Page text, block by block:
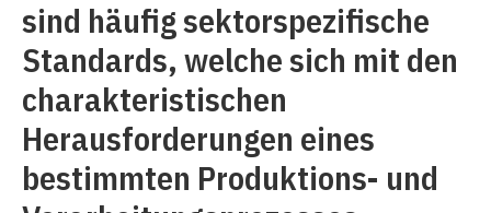
sind häufig sektorspezifische
Standards, welche sich mit den
charakteristischen
Herausforderungen eines
bestimmten Produktions- und